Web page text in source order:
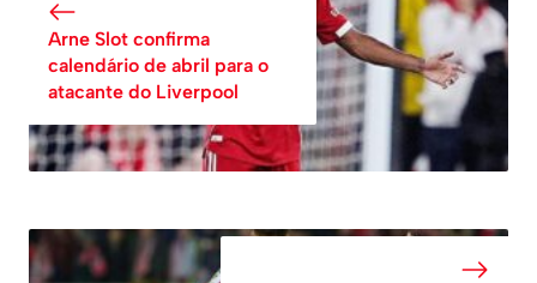
Arne Slot confirma
calendário de abril para o
atacante do Liverpool